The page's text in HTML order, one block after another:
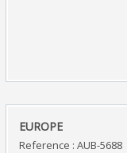
‎EUROPE‎
Reference : AUB-5688